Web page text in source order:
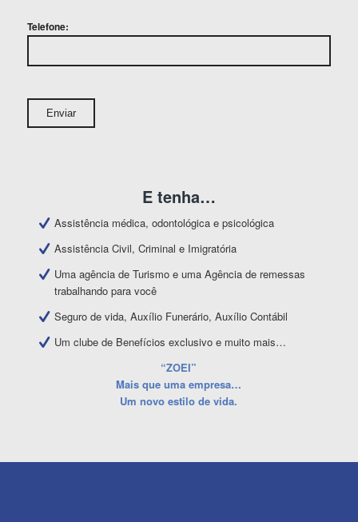
Telefone:
E tenha…
Assistência médica, odontológica e psicológica
Assistência Civil, Criminal e Imigratória
Uma agência de Turismo e uma Agência de remessas
trabalhando para você
Seguro de vida, Auxílio Funerário, Auxílio Contábil
Um clube de Benefícios exclusivo e muito mais…
“ZOEI”
Mais que uma empresa…
Um novo estilo de vida.